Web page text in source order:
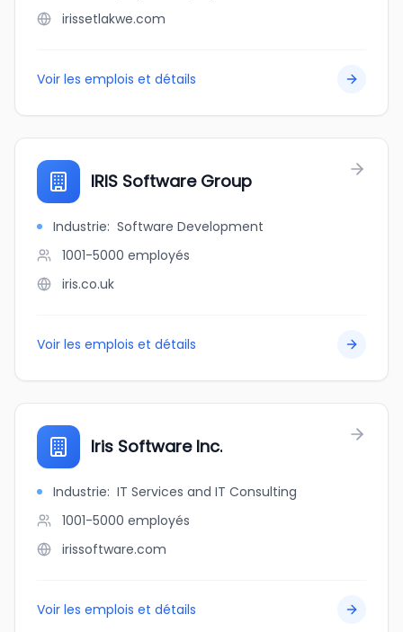
irissetlakwe.com
Voir les emplois et détails
IRIS Software Group
Industrie: Software Development
1001-5000 employés
iris.co.uk
Voir les emplois et détails
Iris Software Inc.
Industrie: IT Services and IT Consulting
1001-5000 employés
irissoftware.com
Voir les emplois et détails